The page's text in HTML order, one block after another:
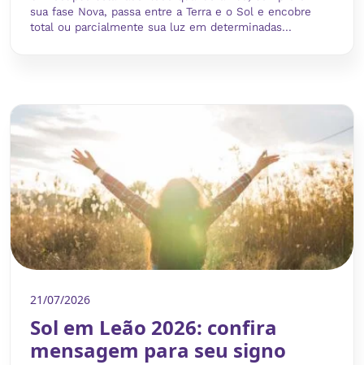
sua fase Nova, passa entre a Terra e o Sol e encobre
total ou parcialmente sua luz em determinadas...
21/07/2026
Sol em Leão 2026: confira
mensagem para seu signo